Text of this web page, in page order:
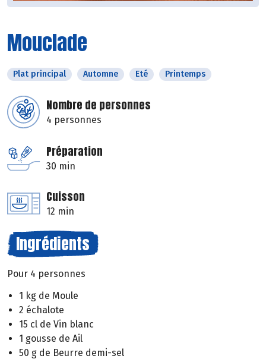
Mouclade
Plat principal Automne Eté Printemps
Nombre de personnes
4 personnes
Préparation
30 min
Cuisson
12 min
Ingrédients
Pour 4 personnes
1 kg de Moule
2 échalote
15 cl de Vin blanc
1 gousse de Ail
50 g de Beurre demi-sel